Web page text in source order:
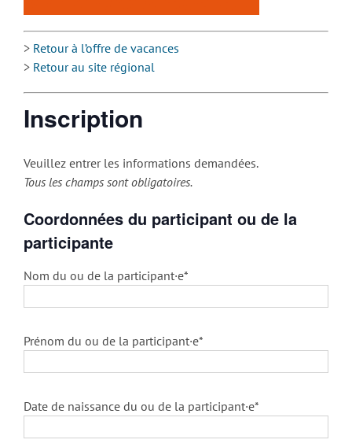
> Retour à l’offre de vacances
> Retour au site régional
Inscription
Veuillez entrer les informations demandées.
Tous les champs sont obligatoires.
Coordonnées du participant ou de la
participante
Nom du ou de la participant·e*
Prénom du ou de la participant·e*
Date de naissance du ou de la participant·e*